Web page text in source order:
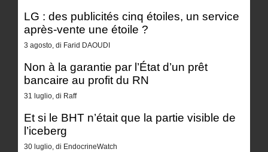
LG : des publicités cinq étoiles, un service
après-vente une étoile ?
3 agosto, di Farid DAOUDI
Non à la garantie par l’État d’un prêt
bancaire au profit du RN
31 luglio, di Raff
Et si le BHT n’était que la partie visible de
l’iceberg
30 luglio, di EndocrineWatch